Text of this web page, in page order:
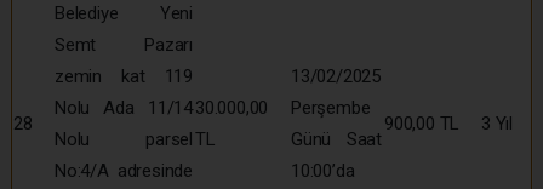
28
Belediye Yeni
Semt Pazarı
zemin kat 119
Nolu Ada 11/14
Nolu parsel
No:4/A adresinde
30.000,00
TL
13/02/2025
Perşembe
Günü Saat
10:00’da
900,00 TL 3 Yıl